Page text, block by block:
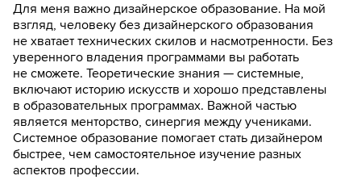
Для меня важно дизайнерское образование. На мой
взгляд, человеку без дизайнерского образования
не хватает технических скилов и насмотренности. Без
уверенного владения программами вы работать
не сможете. Теоретические знания — системные,
включают историю искусств и хорошо представлены
в образовательных программах. Важной частью
является менторство, синергия между учениками.
Системное образование помогает стать дизайнером
быстрее, чем самостоятельное изучение разных
аспектов профессии.